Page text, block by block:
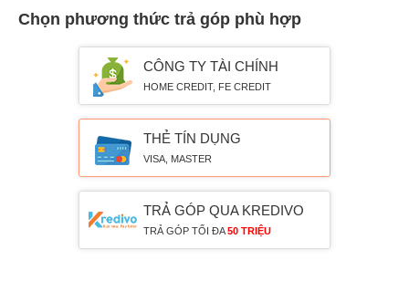
Chọn phương thức trả góp phù hợp
CÔNG TY TÀI CHÍNH
HOME CREDIT, FE CREDIT
THẺ TÍN DỤNG
VISA, MASTER
TRẢ GÓP QUA KREDIVO
TRẢ GÓP TỐI ĐA50 TRIỆU